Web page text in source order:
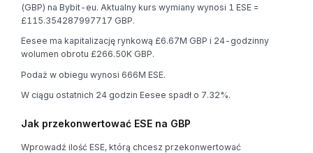
(GBP) na Bybit-eu. Aktualny kurs wymiany wynosi 1 ESE =
£115.354287997717 GBP.
Eesee ma kapitalizację rynkową £6.67M GBP i 24-godzinny
wolumen obrotu £266.50K GBP.
Podaż w obiegu wynosi 666M ESE.
W ciągu ostatnich 24 godzin Eesee spadł o 7.32%.
Jak przekonwertować ESE na GBP
Wprowadź ilość ESE, którą chcesz przekonwertować